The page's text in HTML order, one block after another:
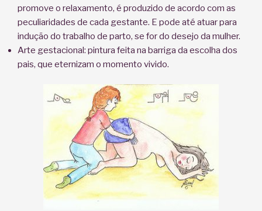
promove o relaxamento, é produzido de acordo com as
peculiaridades de cada gestante. E pode até atuar para
indução do trabalho de parto, se for do desejo da mulher.
Arte gestacional: pintura feita na barriga da escolha dos
pais, que eternizam o momento vivido.